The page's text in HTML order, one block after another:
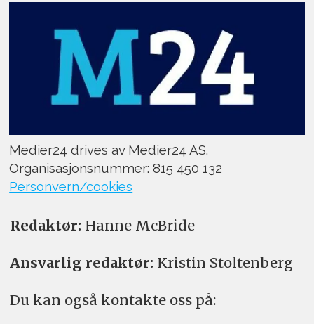
Medier24 drives av Medier24 AS.
Organisasjonsnummer: 815 450 132
Personvern/cookies
Redaktør: Hanne McBride
Ansvarlig redaktør: Kristin Stoltenberg
Du kan også kontakte oss på: